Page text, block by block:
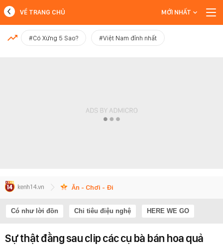
MỚI NHẤT
VỀ TRANG CHỦ MỚI NHẤT
#Có Xứng 5 Sao? #Việt Nam đỉnh nhất
Ăn - Chơi - Đi
Có như lời đồn Chi tiêu điệu nghệ HERE WE GO
Sự thật đằng sau clip các cụ bà bán hoa quả